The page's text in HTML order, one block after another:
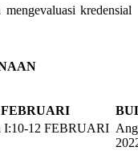
kredensial
I:10-12 FEBRUARI